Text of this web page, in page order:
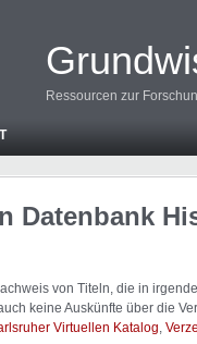
Ressourcen zur
Datenbank
von Titeln, die in
keine Auskünfte über die
Virtuellen Katalog